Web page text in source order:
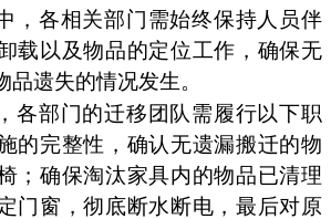
，各相关部门需始终保持人员伴
载以及物品的定位工作，确保无
品遗失的情况发生。
各部门的迁移团队需履行以下职
的完整性，确认无遗漏搬迁的物
；确保淘汰家具内的物品已清理
门窗，彻底断水断电，最后对原